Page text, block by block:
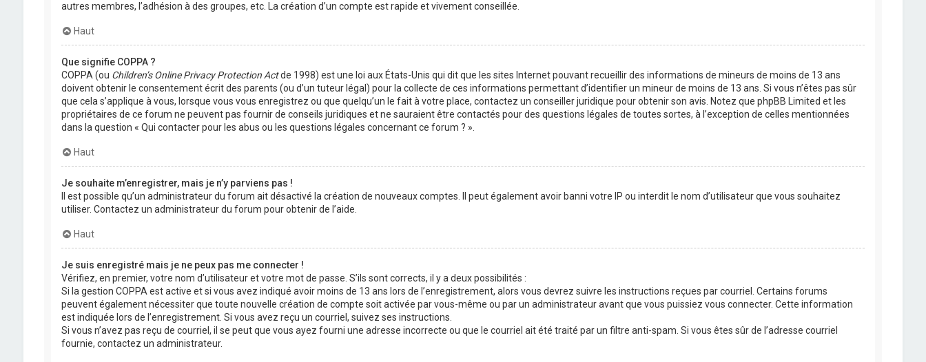
autres membres, l’adhésion à des groupes, etc. La création d’un compte est rapide et vivement conseillée.
Haut
Que signifie COPPA ?
COPPA (ou Children’s Online Privacy Protection Actde 1998) est une loi aux États-Unis qui dit que les sites Internet pouvant recueillir des informations de mineurs de moins de 13 ans
doivent obtenir le consentement écrit des parents (ou d’un tuteur légal) pour la collecte de ces informations permettant d’identifier un mineur de moins de 13 ans. Si vous n’êtes pas sûr
que cela s’applique à vous, lorsque vous vous enregistrez ou que quelqu’un le fait à votre place, contactez un conseiller juridique pour obtenir son avis. Notez que phpBB Limited et les
propriétaires de ce forum ne peuvent pas fournir de conseils juridiques et ne sauraient être contactés pour des questions légales de toutes sortes, à l’exception de celles mentionnées
dans la question « Qui contacter pour les abus ou les questions légales concernant ce forum ? ».
Haut
Je souhaite m’enregistrer, mais je n’y parviens pas !
Il est possible qu’un administrateur du forum ait désactivé la création de nouveaux comptes. Il peut également avoir banni votre IP ou interdit le nom d’utilisateur que vous souhaitez
utiliser. Contactez un administrateur du forum pour obtenir de l’aide.
Haut
Je suis enregistré mais je ne peux pas me connecter !
Vérifiez, en premier, votre nom d’utilisateur et votre mot de passe. S’ils sont corrects, il y a deux possibilités :
Si la gestion COPPA est active et si vous avez indiqué avoir moins de 13 ans lors de l’enregistrement, alors vous devrez suivre les instructions reçues par courriel. Certains forums
peuvent également nécessiter que toute nouvelle création de compte soit activée par vous-même ou par un administrateur avant que vous puissiez vous connecter. Cette information
est indiquée lors de l’enregistrement. Si vous avez reçu un courriel, suivez ses instructions.
Si vous n’avez pas reçu de courriel, il se peut que vous ayez fourni une adresse incorrecte ou que le courriel ait été traité par un filtre anti-spam. Si vous êtes sûr de l’adresse courriel
fournie, contactez un administrateur.